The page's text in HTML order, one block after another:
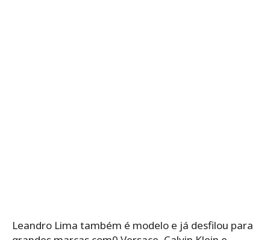
Leandro Lima também é modelo e já desfilou para